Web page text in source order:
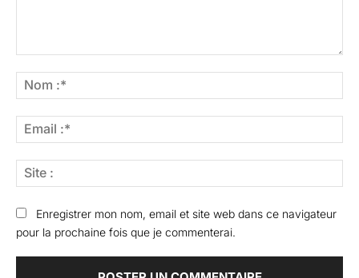
:*
:*
:
Enregistrer mon nom, email et site web dans ce navigateur
pour la prochaine fois que je commenterai.